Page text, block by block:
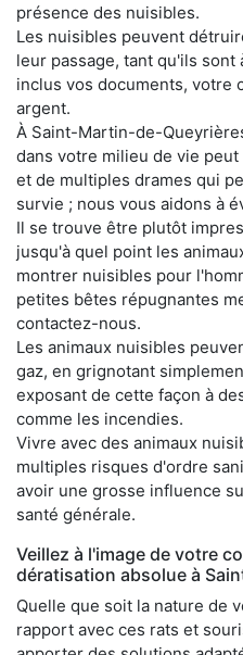
présence des nuisibles.
Les nuisibles peuvent
leur passage, tant qu'ils sont
inclus vos documents, votre
argent.
À Saint-Martin-de-
dans votre milieu de vie
et de multiples drames qui
survie ; nous vous aidons à
Il se trouve être plutôt
jusqu'à quel point les
montrer nuisibles pour
petites bêtes répugnantes
contactez-nous.
Les animaux nuisibles
gaz, en grignotant
exposant de cette façon à
comme les incendies.
Vivre avec des animaux
multiples risques d'ordre
avoir une grosse influence
santé générale.
Veillez à l'image de votre
dératisation absolue à
Quelle que soit la nature de
rapport avec ces rats et